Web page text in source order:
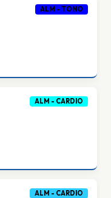
ALM - TONO
ALM - CARDIO
ALM - CARDIO